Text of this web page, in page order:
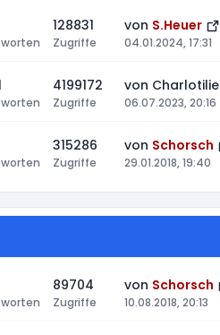
128831
Zugriffe
von S.Heuer
04.01.2024, 17:31
4199172
Zugriffe
von Charlotilie
06.07.2023, 20:16
315286
Zugriffe
von Schorsch
29.01.2018, 19:40
89704
Zugriffe
von Schorsch
10.08.2018, 20:13